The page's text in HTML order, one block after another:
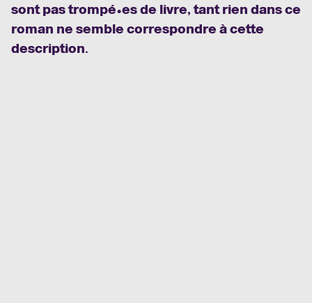
sont pas trompé•es de livre, tant rien dans ce
roman ne semble correspondre à cette
description.